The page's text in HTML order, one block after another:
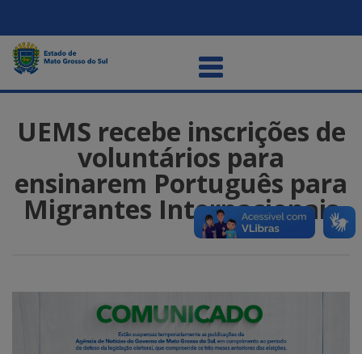
UEMS recebe inscrições de
voluntários para
ensinarem Português para
Migrantes Internacionais